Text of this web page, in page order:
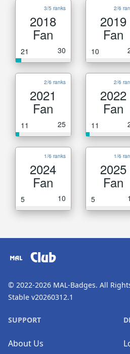
3/5 ranks
2018
Fan
21 30
2/6
2019
Fan
10
2/6 ranks
2021
Fan
11 25
2/6
2022
Fan
11
1/6 ranks
2024
Fan
5 10
1/6
2025
Fan
5
Club
© 2022-2026 MAL-Badges. All
Stable v20260312.1
SUPPORT
About Us